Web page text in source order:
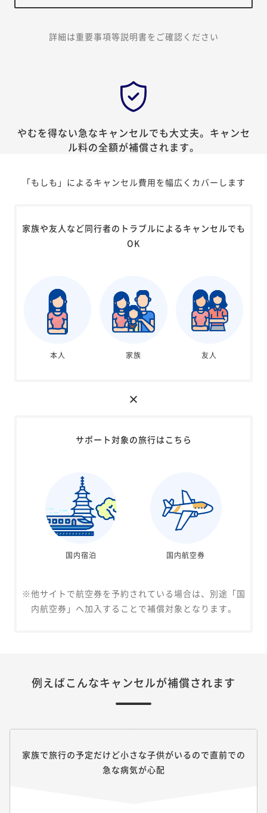
詳細は重要事項等説明書をご確認ください
やむを得ない急なキャンセルでも大丈夫。 キャンセ
ル料の全額が補償されます。
「もしも」によるキャンセル費用を幅広くカバーします
家族や友人など同行者のトラブルによるキャンセルでも
OK
本人 家族 友人
サポート対象の旅行はこちら
国内宿泊 国内航空券
※他サイトで航空券を予約されている場合は、別途「国
内航空券」へ加入することで補償対象となります。
例えばこんなキャンセルが補償されます
家族で旅行の予定だけど小さな子供がいるので直前での
急な病気が心配